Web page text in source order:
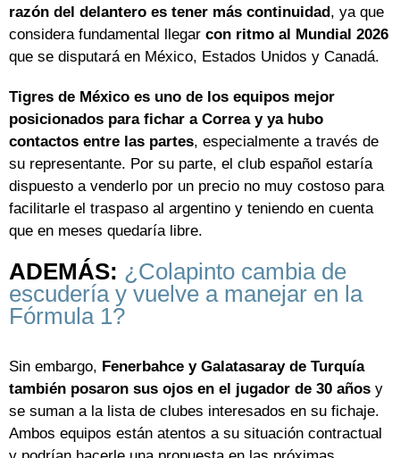
razón del delantero es tener más continuidad, ya que
considera fundamental llegar con ritmo al Mundial 2026
que se disputará en México, Estados Unidos y Canadá.
Tigres de México es uno de los equipos mejor
posicionados para fichar a Correa y ya hubo
contactos entre las partes, especialmente a través de
su representante. Por su parte, el club español estaría
dispuesto a venderlo por un precio no muy costoso para
facilitarle el traspaso al argentino y teniendo en cuenta
que en meses quedaría libre.
ADEMÁS: ¿Colapinto cambia de
escudería y vuelve a manejar en la
Fórmula 1?
Sin embargo, Fenerbahce y Galatasaray de Turquía
también posaron sus ojos en el jugador de 30 años y
se suman a la lista de clubes interesados en su fichaje.
Ambos equipos están atentos a su situación contractual